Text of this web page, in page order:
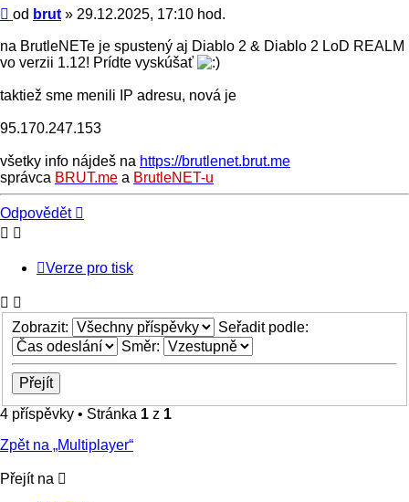
Příspěvek
od brut » 29.12.2025, 17:10 hod.
na BrutleNETe je spustený aj Diablo 2 & Diablo 2 LoD REALM
vo verzii 1.12! Prídte vyskúšať
taktiež sme menili IP adresu, nová je
95.170.247.153
všetky info nájdeš na https://brutlenet.brut.me
správca BRUT.me a BrutleNET-u
Nahoru
Odpovědět
Verze pro tisk
Zobrazit:
Seřadit podle:
Směr:
4 příspěvky • Stránka 1 z 1
Zpět na „Multiplayer“
Přejít na